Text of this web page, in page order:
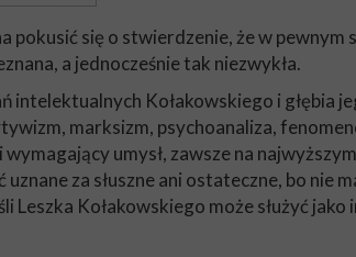
pokusić się o stwierdzenie, że w
a jednocześnie tak niezwykła.
intelektualnych Kołakowskiego i głębia
marksizm, psychoanaliza,
umysł, zawsze na
uznane za słuszne ani ostateczne, bo
Leszka Kołakowskiego może służyć